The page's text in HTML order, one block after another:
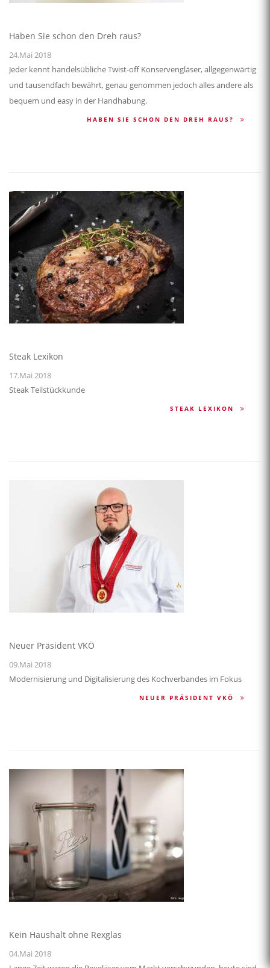
Haben Sie schon den Dreh raus?
24.Mai 2018
Jeder kennt handelsübliche Twist-off Konservengläser, allgegenwärtig
und tausendfach bewährt, genau genommen jedoch alles andere als
bequem und easy in der Handhabung.
HABEN SIE SCHON DEN DREH RAUS?
Steak Lexikon
17.Mai 2018
Steak Teilstückkunde
STEAK LEXIKON
Neuer Präsident VKÖ
09.Mai 2018
Modernisierung und Digitalisierung des Kochverbandes im Fokus
NEUER PRÄSIDENT VKÖ
Kein Haushalt ohne Rexglas
04.Mai 2018